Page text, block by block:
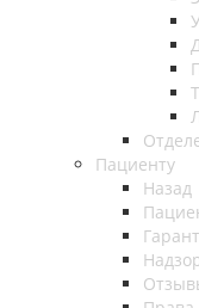
Пациенту
Назад